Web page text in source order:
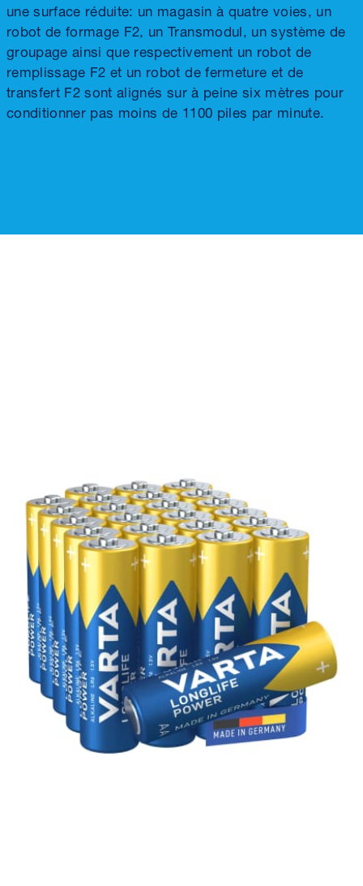
une surface réduite: un magasin à quatre voies, un
robot de formage F2, un Transmodul, un système de
groupage ainsi que respectivement un robot de
remplissage F2 et un robot de fermeture et de
transfert F2 sont alignés sur à peine six mètres pour
conditionner pas moins de 1100 piles par minute.